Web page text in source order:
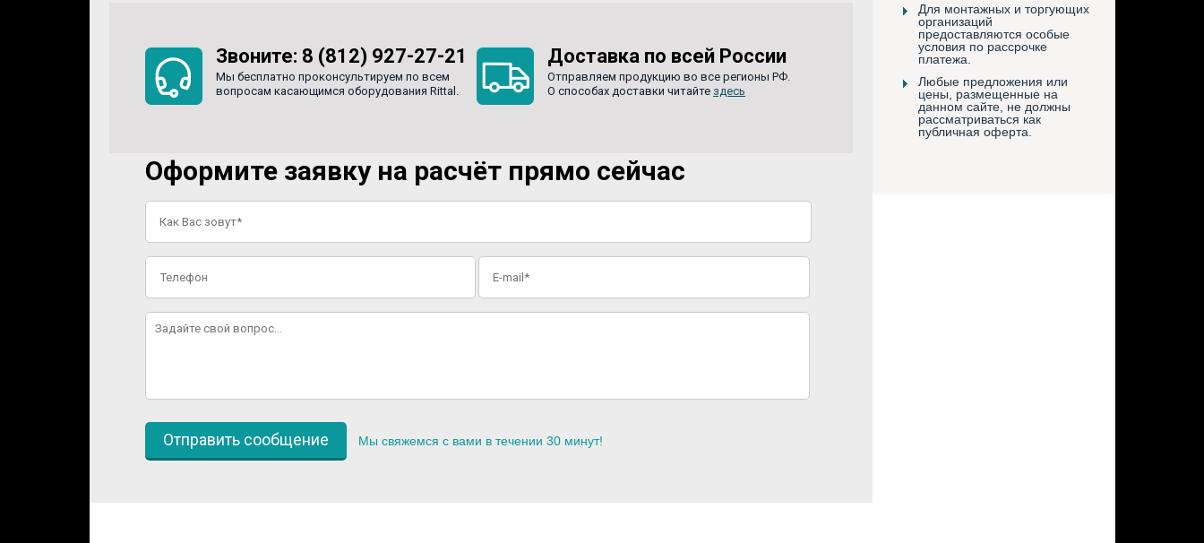
Для монтажных и торгующих
организаций
предоставляются особые
условия по рассрочке
платежа.
Любые предложения или
цены, размещенные на
данном сайте, не должны
рассматриваться как
публичная оферта.
Звоните: 8 (812) 927-27-21
Мы бесплатно проконсультируем по всем
вопросам касающимся оборудования Rittal.
Доставка по всей России
Отправляем продукцию во все регионы РФ.
О способах доставки читайте здесь
Оформите заявку на расчёт прямо сейчас
Мы свяжемся с вами в течении 30 минут!